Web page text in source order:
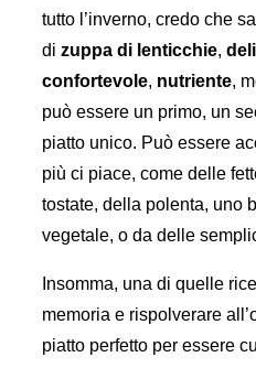
tutto l’inverno, credo che
dizuppa di lenticchie,
confortevole, nutriente,
può essere un primo, un
piatto unico. Può essere
più ci piace, come delle
tostate, della polenta, uno
vegetale, o da delle
Insomma, una di quelle
memoria e rispolverare
piatto perfetto per essere